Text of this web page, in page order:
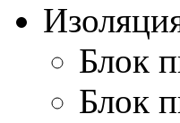
Блок
Блок